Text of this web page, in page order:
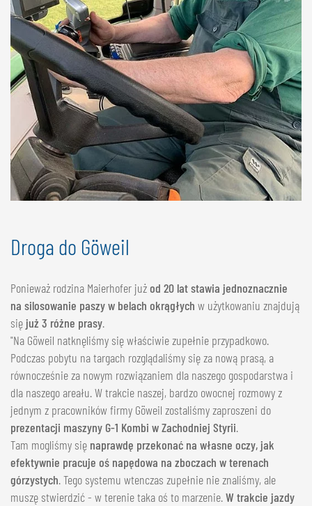
Droga do Göweil
Ponieważ rodzina Maierhofer jużod 20 lat stawia jednoznacznie
na silosowanie paszy w belach okrągłych w użytkowaniu znajdują
sięjuż 3 różne prasy.
"Na Göweil natknęliśmy się właściwie zupełnie przypadkowo.
Podczas pobytu na targach rozglądaliśmy się za nową prasą, a
równocześnie za nowym rozwiązaniem dla naszego gospodarstwa i
dla naszego areału. W trakcie naszej, bardzo owocnej rozmowy z
jednym z pracowników firmy Göweil zostaliśmy zaproszeni do
prezentacji maszyny G-1 Kombi w Zachodniej Styrii.
Tam mogliśmy się naprawdę przekonać na własne oczy, jak
efektywnie pracuje oś napędowa na zboczach w terenach
górzystych. Tego systemu wtenczas zupełnie nie znaliśmy, ale
muszę stwierdzić - w terenie taka oś to marzenie.W trakcie jazdy